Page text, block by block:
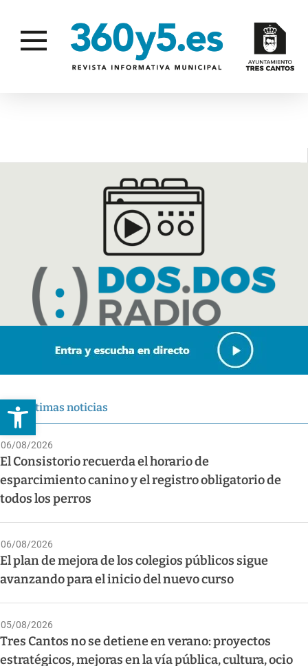
Abrir barra de herramientas
Últimas noticias
06/08/2026
El Consistorio recuerda el horario de
esparcimiento canino y el registro obligatorio de
todos los perros
06/08/2026
El plan de mejora de los colegios públicos sigue
avanzando para el inicio del nuevo curso
05/08/2026
Tres Cantos no se detiene en verano: proyectos
estratégicos, mejoras en la vía pública, cultura, ocio